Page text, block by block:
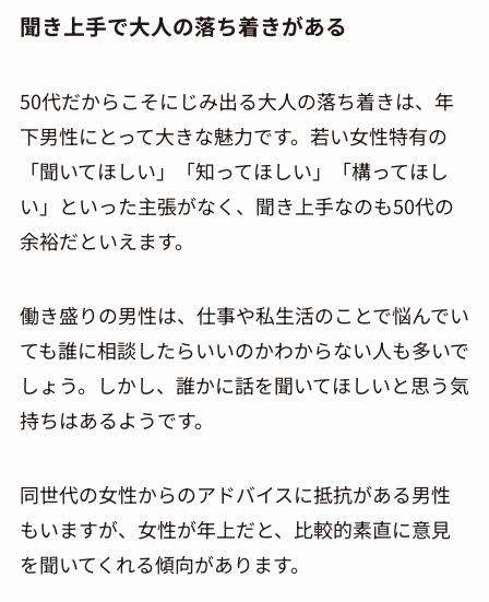
聞き上手で大人の落ち着きがある
50代だからこそにじみ出る大人の落ち着きは、年
下男性にとって大きな魅力です。若い女性特有の
「聞いてほしい」「知ってほしい」「構ってほし
い」といった主張がなく、聞き上手なのも50代の
余裕だといえます。
働き盛りの男性は、仕事や私生活のことで悩んでい
ても誰に相談したらいいのかわからない人も多いで
しょう。しかし、誰かに話を聞いてほしいと思う気
持ちはあるようです。
同世代の女性からのアドバイスに抵抗がある男性
もいますが、女性が年上だと、比較的素直に意見
を聞いてくれる傾向があります。